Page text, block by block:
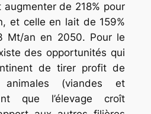
de 218% pour
et celle en lait de 159%
Mt/an en 2050. Pour le
des opportunités qui
de tirer profit de
animales (viandes et
que l’élevage croît